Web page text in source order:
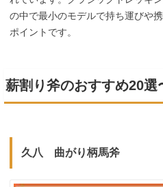
の中で最小のモデルで持ち運びや
ポイントです。
薪割り斧のおすすめ20選
久八 曲がり柄馬斧